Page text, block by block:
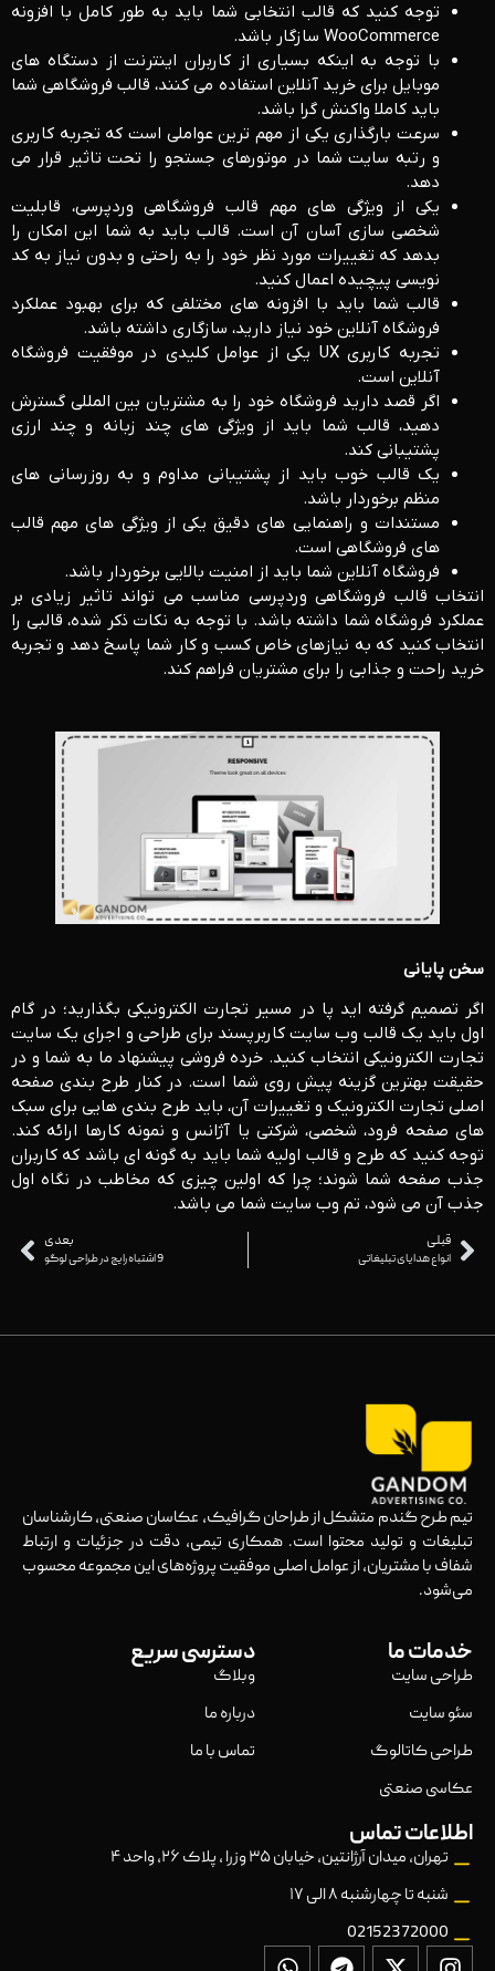
توجه کنید که قالب انتخابی شما باید به طور کامل با افزونه
WooCommerce سازگار باشد.
با توجه به اینکه بسیاری از کاربران اینترنت از دستگاه ‌های
موبایل برای خرید آنلاین استفاده می ‌کنند، قالب فروشگاهی شما
باید کاملا واکنش ‌گرا باشد.
سرعت بارگذاری یکی از مهم ‌ترین عواملی است که تجربه کاربری
و رتبه سایت شما در موتورهای جستجو را تحت تاثیر قرار می
‌دهد.
یکی از ویژگی ‌های مهم قالب فروشگاهی وردپرسی، قابلیت
شخصی ‌سازی آسان آن است. قالب باید به شما این امکان را
بدهد که تغییرات مورد نظر خود را به راحتی و بدون نیاز به کد
نویسی پیچیده اعمال کنید.
قالب شما باید با افزونه‌ های مختلفی که برای بهبود عملکرد
فروشگاه آنلاین خود نیاز دارید، سازگاری داشته باشد.
تجربه کاربری UX یکی از عوامل کلیدی در موفقیت فروشگاه
آنلاین است.
اگر قصد دارید فروشگاه خود را به مشتریان بین ‌المللی گسترش
دهید، قالب شما باید از ویژگی ‌های چند زبانه و چند ارزی
پشتیبانی کند.
یک قالب خوب باید از پشتیبانی مداوم و به ‌روزرسانی‌ های
منظم برخوردار باشد.
مستندات و راهنمایی‌ های دقیق یکی از ویژگی‌ های مهم قالب‌
های فروشگاهی است.
فروشگاه آنلاین شما باید از امنیت بالایی برخوردار باشد.
انتخاب قالب فروشگاهی وردپرسی مناسب می ‌تواند تاثیر زیادی بر
عملکرد فروشگاه شما داشته باشد. با توجه به نکات ذکر شده، قالبی را
انتخاب کنید که به نیازهای خاص کسب ‌و کار شما پاسخ دهد و تجربه
خرید راحت و جذابی را برای مشتریان فراهم کند.
سخن پایانی
اگر تصمیم گرفته اید پا در مسیر تجارت الکترونیکی بگذارید؛ در گام
اول باید یک قالب وب سایت کاربرپسند برای طراحی و اجرای یک سایت
تجارت الکترونیکی انتخاب کنید. خرده فروشی پیشنهاد ما به شما و در
حقیقت بهترین گزینه پیش روی شما است. در کنار طرح بندی صفحه
اصلی تجارت الکترونیک و تغییرات آن، باید طرح بندی هایی برای سبک
های صفحه فرود، شخصی، شرکتی یا آژانس و نمونه کارها ارائه کند.
توجه کنید که طرح و قالب اولیه شما باید به گونه ای باشد که کاربران
جذب صفحه شما شوند؛ چرا که اولین چیزی که مخاطب در نگاه اول
جذب آن می شود، تم وب سایت شما می باشد.
قبلی
انواع هدایای تبلیغاتی
بعدی
9 اشتباه رایج در طراحی لوگو
تیم طرح گندم متشکل از طراحان گرافیک، عکاسان صنعتی، کارشناسان
تبلیغات و تولید محتوا است. همکاری تیمی، دقت در جزئیات و ارتباط
شفاف با مشتریان، از عوامل اصلی موفقیت پروژه‌های این مجموعه محسوب
می‌شود.
خدمات ما
طراحی سایت
سئو سایت
طراحی کاتالوگ
عکاسی صنعتی
دسترسی سریع
وبلاگ
درباره ما
تماس با ما
اطلاعات تماس
تهران، میدان آرژانتین، خیابان ۳۵ وزرا ، پلاک ۲۶، واحد ۴
شنبه تا چهارشنبه ۸ الی ۱۷
02152372000